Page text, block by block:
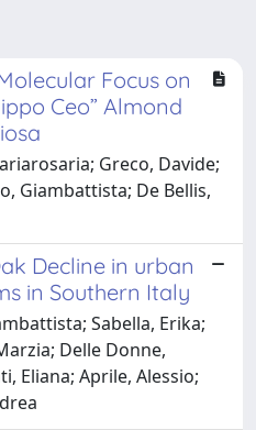
Focus on
Ceo” Almond
Greco, Davide;
Giambattista; De Bellis,
Decline in urban
in Southern Italy
Sabella, Erika;
Delle Donne,
Eliana; Aprile, Alessio;